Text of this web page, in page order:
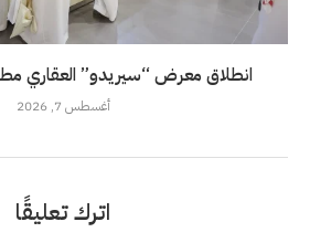
انطلاق معرض “سيريدو” العقاري
أغسطس 7, 2026
اترك تعليقًا